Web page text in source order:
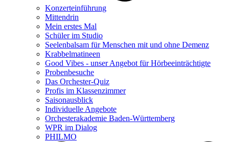
Konzerteinführung
Mittendrin
Mein erstes Mal
Schüler im Studio
Seelenbalsam für Menschen mit und ohne Demenz
Krabbelmatineen
Good Vibes - unser Angebot für Hörbeeinträchtigte
Probenbesuche
Das Orchester-Quiz
Profis im Klassenzimmer
Saisonausblick
Individuelle Angebote
Orchesterakademie Baden-Württemberg
WPR im Dialog
PHILMO